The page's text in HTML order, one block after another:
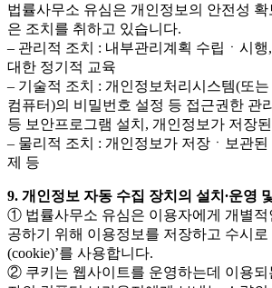
법률사무소 유심은 개인정보의 안전성
은 조치를 취하고 있습니다.
– 관리적 조치 : 내부관리계획 수립ㆍ시행
대한 정기적 교육
– 기술적 조치 : 개인정보처리시스템(또
컴퓨터)의 비밀번호 설정 등 접근권한 관
등 보안프로그램 설치, 개인정보가 저장
– 물리적 조치 : 개인정보가 저장ㆍ보관
제 등
9. 개인정보 자동 수집 장치의 설치∙운영
① 법률사무소 유심은 이용자에게 개별적
공하기 위해 이용정보를 저장하고 수시로
(cookie)’를 사용합니다.
② 쿠키는 웹사이트를 운영하는데 이용되